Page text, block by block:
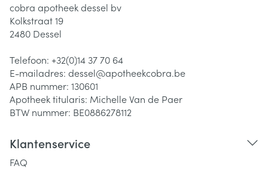
cobra apotheek dessel bv
Kolkstraat 19
2480 Dessel
Telefoon: +32(0)14 37 70 64
E-mailadres: dessel@apotheekcobra.be
APB nummer: 130601
Apotheek titularis: Michelle Van de Paer
BTW nummer: BE0886278112
Klantenservice
FAQ